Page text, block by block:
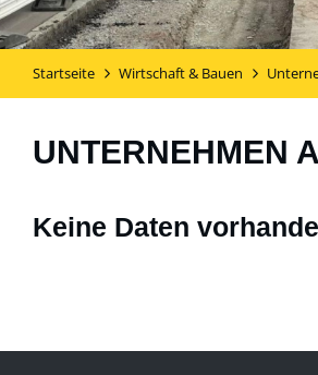
Startseite Wirtschaft & Bauen
UNTERNEHMEN
Keine Daten